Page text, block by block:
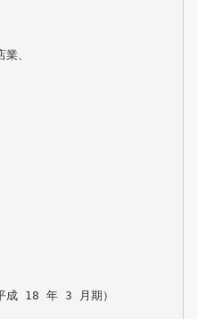
、
成 18 年 3 月期）